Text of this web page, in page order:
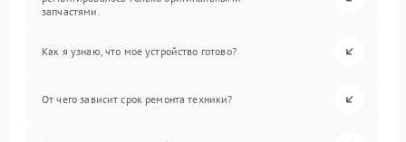
запчастями.
Как я узнаю, что мое устройство готово?
От чего зависит срок ремонта техники?